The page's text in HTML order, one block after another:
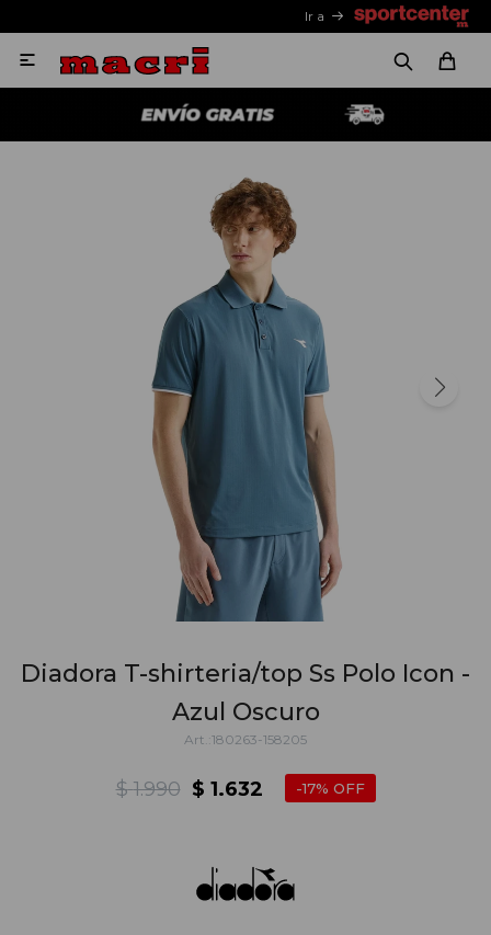
Ir a

Diadora T-shirteria/top Ss Polo Icon -
Azul Oscuro
180263-158205
$ 1.632
$ 1.990 17